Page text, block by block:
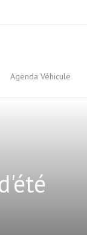
Agenda Véhicule